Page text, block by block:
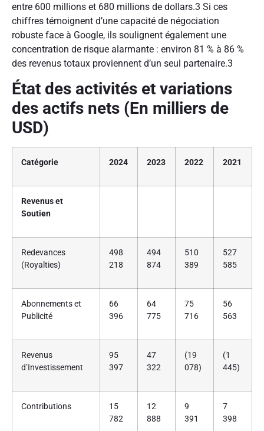
entre 600 millions et 680 millions de dollars.3 Si ces
chiffres témoignent d’une capacité de négociation
robuste face à Google, ils soulignent également une
concentration de risque alarmante : environ 81 % à 86 %
des revenus totaux proviennent d’un seul partenaire.3
État des activités et variations
des actifs nets (En milliers de
USD)
Catégorie 2024 2023 2022 2021
Revenus et
Soutien
Redevances
(Royalties)
498
218
494
874
510
389
527
585
Abonnements et
Publicité
66
396
64
775
75
716
56
563
Revenus
d’Investissement
95
397
47
322
(19
078)
(1
445)
Contributions
15
782
12
888
9
391
7
398